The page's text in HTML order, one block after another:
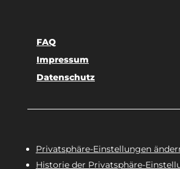
FAQ
Impressum
Datenschutz
Privatsphäre-Einstellungen
Historie der Privatsphäre-